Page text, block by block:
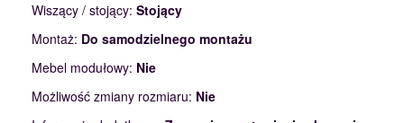
Wiszący / stojący: Stojący
Montaż: Do samodzielnego montażu
Mebel modułowy: Nie
Możliwość zmiany rozmiaru: Nie